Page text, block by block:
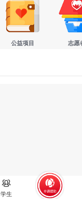
学生
公益项目 志愿